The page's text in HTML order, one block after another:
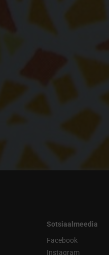
Sotsiaalmeedia
Facebook
Instagram